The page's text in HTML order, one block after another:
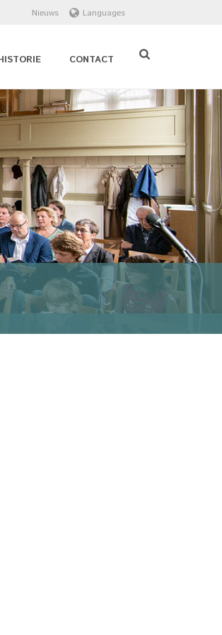
Nieuws Languages
CONTACT